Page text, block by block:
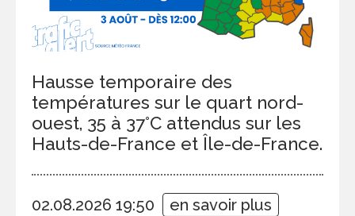
Hausse temporaire des
températures sur le quart nord-
ouest, 35 à 37°C attendus sur les
Hauts-de-France et Île-de-France.
02.08.2026 19:50 en savoir plus